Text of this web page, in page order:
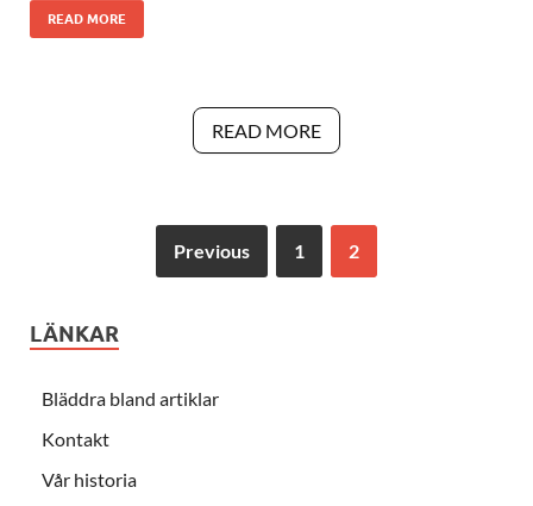
READ MORE
READ MORE
Previous 1 2
LÄNKAR
Bläddra bland artiklar
Kontakt
Vår historia